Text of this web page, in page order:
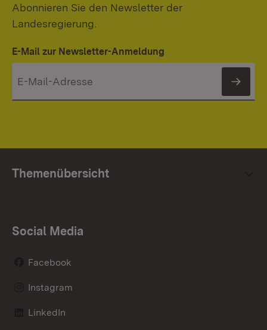
Abonnieren Sie den Newsletter der
Landesregierung.
E-Mail zur Newsletter-Anmeldung
Themenübersicht
Social Media
Facebook
Instagram
LinkedIn